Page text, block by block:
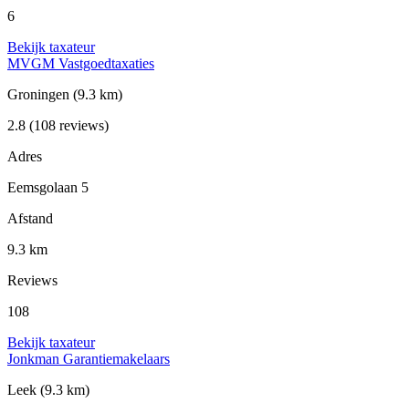
6
Bekijk taxateur
MVGM Vastgoedtaxaties
Groningen (9.3 km)
2.8 (108 reviews)
Adres
Eemsgolaan 5
Afstand
9.3 km
Reviews
108
Bekijk taxateur
Jonkman Garantiemakelaars
Leek (9.3 km)